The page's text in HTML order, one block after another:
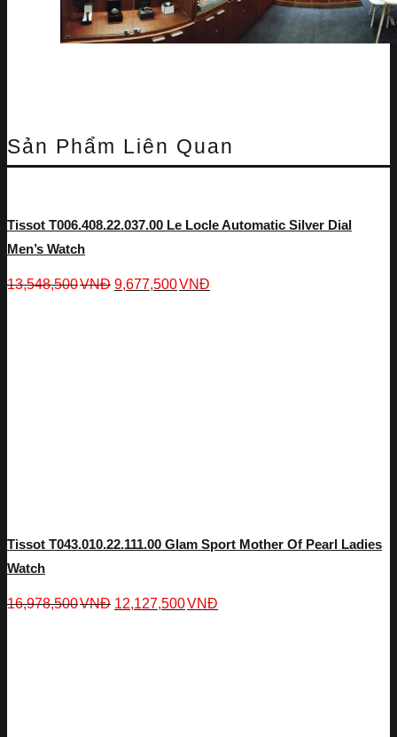
Sản Phẩm Liên Quan
Tissot T006.408.22.037.00 Le Locle Automatic Silver Dial
Men’s Watch
13,548,500VNĐ 9,677,500VNĐ
Tissot T043.010.22.111.00 Glam Sport Mother Of Pearl Ladies
Watch
16,978,500VNĐ 12,127,500VNĐ